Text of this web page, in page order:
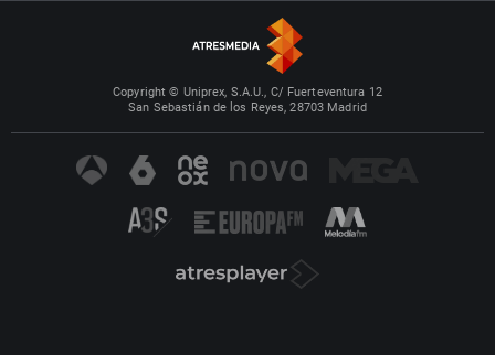
Copyright © Uniprex, S.A.U., C/ Fuerteventura 12
San Sebastián de los Reyes, 28703 Madrid